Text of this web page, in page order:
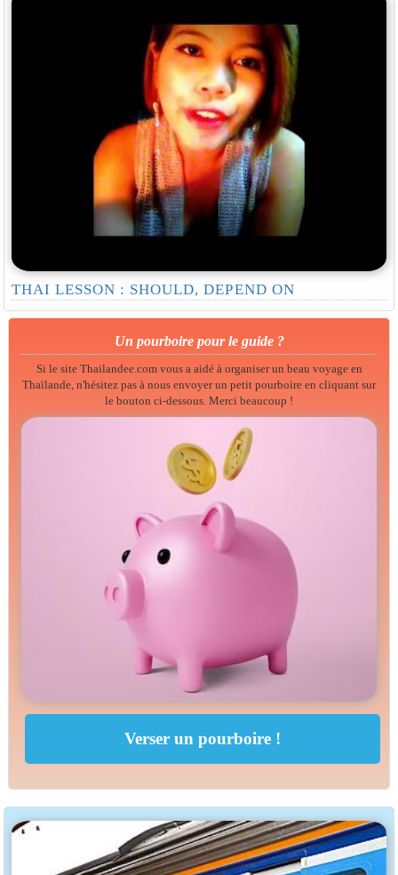
THAI LESSON : SHOULD, DEPEND ON
Un pourboire pour le guide ?
Si le site Thailandee.com vous a aidé à organiser un beau voyage en
Thaïlande, n'hésitez pas à nous envoyer un petit pourboire en cliquant sur
le bouton ci-dessous. Merci beaucoup !